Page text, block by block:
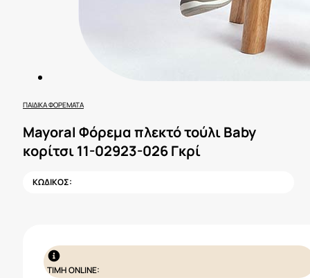
ΠΑΙΔΙΚΆ ΦΟΡΈΜΑΤΑ
Mayoral Φόρεμα πλεκτό τούλι Baby
κορίτσι 11-02923-026 Γκρί
ΚΩΔΙΚΟΣ:
ΤΙΜΗ ONLINE: